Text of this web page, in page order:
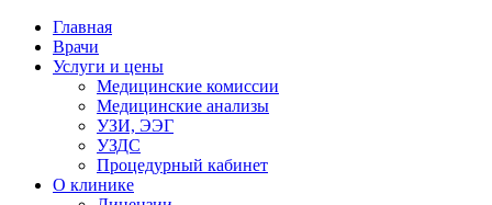
Главная
Врачи
Услуги и цены
Медицинские комиссии
Медицинские анализы
УЗИ, ЭЭГ
УЗДС
Процедурный кабинет
О клинике